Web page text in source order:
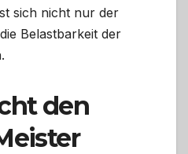
sich nicht nur der
Belastbarkeit der
den